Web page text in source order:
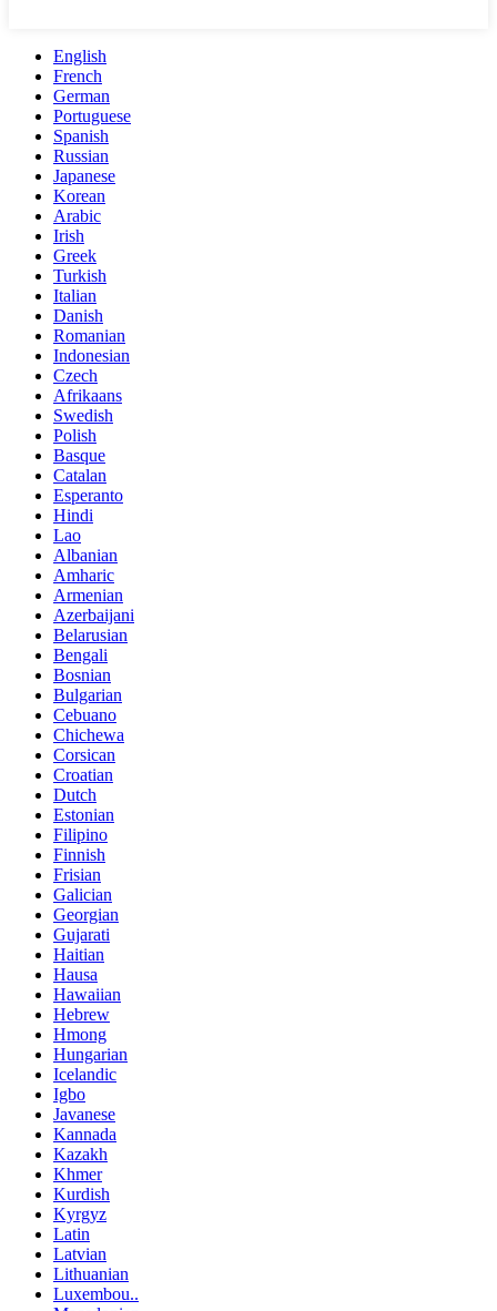
English
French
German
Portuguese
Spanish
Russian
Japanese
Korean
Arabic
Irish
Greek
Turkish
Italian
Danish
Romanian
Indonesian
Czech
Afrikaans
Swedish
Polish
Basque
Catalan
Esperanto
Hindi
Lao
Albanian
Amharic
Armenian
Azerbaijani
Belarusian
Bengali
Bosnian
Bulgarian
Cebuano
Chichewa
Corsican
Croatian
Dutch
Estonian
Filipino
Finnish
Frisian
Galician
Georgian
Gujarati
Haitian
Hausa
Hawaiian
Hebrew
Hmong
Hungarian
Icelandic
Igbo
Javanese
Kannada
Kazakh
Khmer
Kurdish
Kyrgyz
Latin
Latvian
Lithuanian
Luxembou..